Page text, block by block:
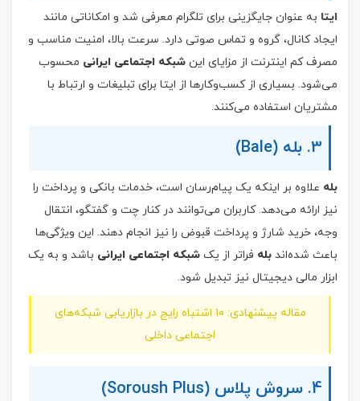
ایتا به عنوان جایگزینی برای تلگرام معرفی شد و امکاناتی مانند
ایجاد کانال، گروه و تماس صوتی دارد. سرعت بالا، امنیت مناسب و
مصرف کم اینترنت از مزایای این شبکه اجتماعی ایرانی محسوب
می‌شود. بسیاری از کسب‌وکارها از ایتا برای تبلیغات و ارتباط با
مشتریان استفاده می‌کنند.
3. بله (Bale)
بله علاوه بر اینکه یک پیام‌رسان است، خدمات بانکی و پرداخت را
نیز ارائه می‌دهد. کاربران می‌توانند در کنار چت و گفتگو، انتقال
وجه، خرید شارژ و پرداخت قبوض را نیز انجام دهند. این ویژگی‌ها
باعث شده‌اند بله فراتر از یک شبکه اجتماعی ایرانی باشد و به یک
ابزار مالی دیجیتال نیز تبدیل شود.
مقاله پیشنهادی: ۱۰ اشتباه رایج در بازاریابی شبکه‌های
اجتماعی داخلی
4. سروش پلاس (Soroush Plus)